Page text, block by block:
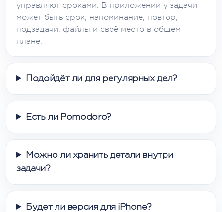
управляют сроками. В приложении у задачи
может быть срок, напоминание, повтор,
подзадачи, файлы и своё место в общем
плане.
Подойдёт ли для регулярных дел?
Есть ли Pomodoro?
Можно ли хранить детали внутри
задачи?
Будет ли версия для iPhone?